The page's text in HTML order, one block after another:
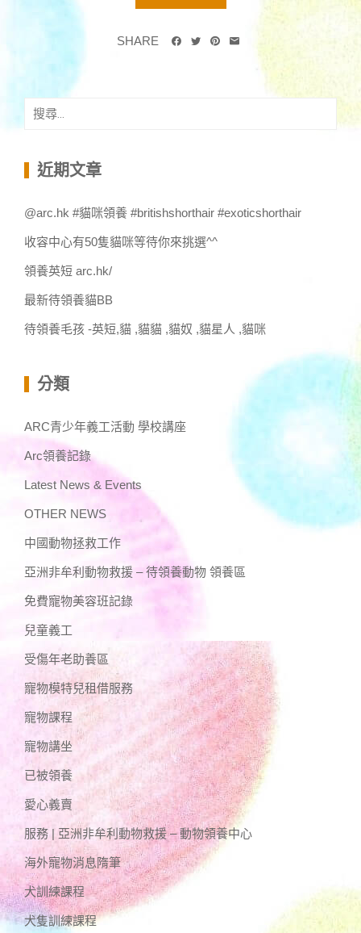
SHARE
搜
尋
鍵 近期文章
@arc.hk #貓咪領養 #britishshorthair #exoticshorthair
收容中心有50隻貓咪等待你來挑選^^
領養英短 arc.hk/
最新待領養貓BB
待領養毛孩 -英短,貓 ,貓貓 ,貓奴 ,貓星人 ,貓咪
分類
ARC青少年義工活動 學校講座
Arc領養記錄
Latest News & Events
OTHER NEWS
中國動物拯救工作
亞洲非牟利動物救援 – 待領養動物 領養區
免費寵物美容班記錄
兒童義工
受傷年老助養區
寵物模特兒租借服務
寵物課程
寵物講坐
已被領養
愛心義賣
服務 | 亞洲非牟利動物救援 – 動物領養中心
海外寵物消息隋筆
犬訓練課程
犬隻訓練課程